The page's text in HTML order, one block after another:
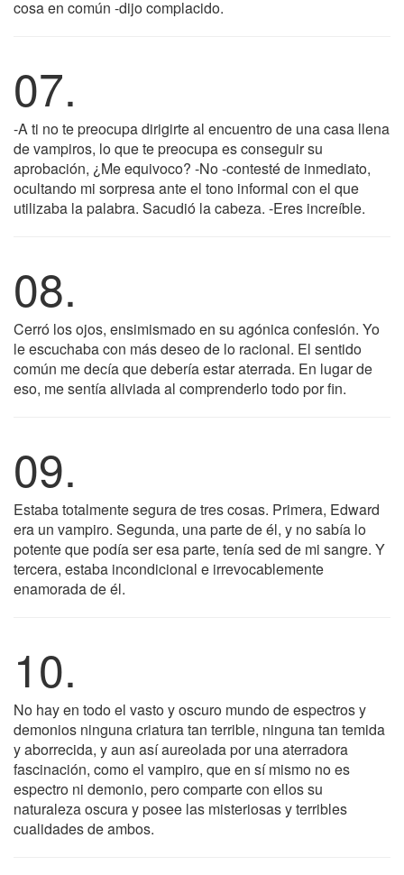
cosa en común -dijo complacido.
07.
-A ti no te preocupa dirigirte al encuentro de una casa llena
de vampiros, lo que te preocupa es conseguir su
aprobación, ¿Me equivoco? -No -contesté de inmediato,
ocultando mi sorpresa ante el tono informal con el que
utilizaba la palabra. Sacudió la cabeza. -Eres increíble.
08.
Cerró los ojos, ensimismado en su agónica confesión. Yo
le escuchaba con más deseo de lo racional. El sentido
común me decía que debería estar aterrada. En lugar de
eso, me sentía aliviada al comprenderlo todo por fin.
09.
Estaba totalmente segura de tres cosas. Primera, Edward
era un vampiro. Segunda, una parte de él, y no sabía lo
potente que podía ser esa parte, tenía sed de mi sangre. Y
tercera, estaba incondicional e irrevocablemente
enamorada de él.
10.
No hay en todo el vasto y oscuro mundo de espectros y
demonios ninguna criatura tan terrible, ninguna tan temida
y aborrecida, y aun así aureolada por una aterradora
fascinación, como el vampiro, que en sí mismo no es
espectro ni demonio, pero comparte con ellos su
naturaleza oscura y posee las misteriosas y terribles
cualidades de ambos.